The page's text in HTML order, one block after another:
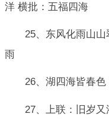
洋 横批：五福四海
25、东风化雨山
雨
26、湖四海皆春
27、上联：旧岁